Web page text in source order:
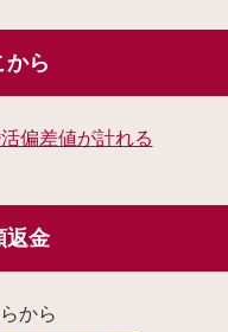
から
偏差値が計れる
返金
から